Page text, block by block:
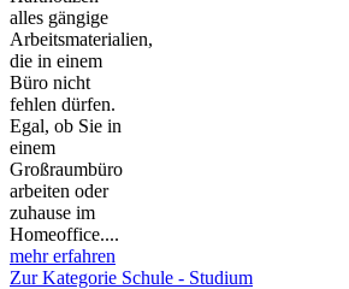
alles gängige
Arbeitsmaterialien,
die in einem
Büro nicht
fehlen dürfen.
Egal, ob Sie in
einem
Großraumbüro
arbeiten oder
zuhause im
Homeoffice....
mehr erfahren
Zur Kategorie Schule - Studium